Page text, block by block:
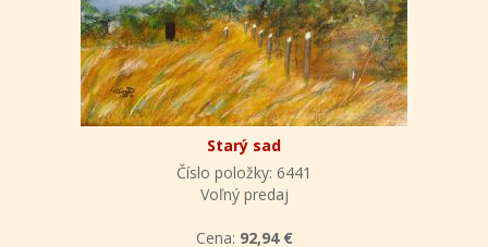
Starý sad
Číslo položky: 6441
Voľný predaj
Cena: 92,94 €